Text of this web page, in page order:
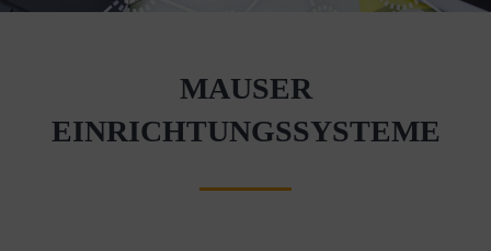
MAUSER
EINRICHTUNGSSYSTEME